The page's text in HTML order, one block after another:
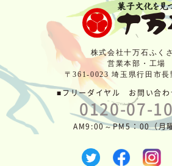
株式会社十万石ふく
営業本部・工場
〒361-0023 埼玉県行田市
■フリーダイヤル お問い合わ
0120-07-
AM9:00～PM5：00（月曜